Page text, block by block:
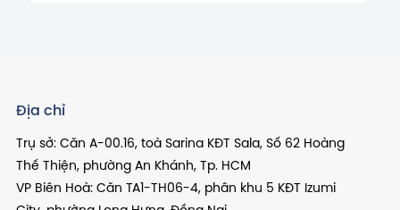
Địa chỉ
Trụ sở: Căn A-00.16, toà Sarina KĐT Sala, Số 62 Hoàng
Thế Thiện, phường An Khánh, Tp. HCM
VP Biên Hoà: Căn TA1-TH06-4, phân khu 5 KĐT Izumi